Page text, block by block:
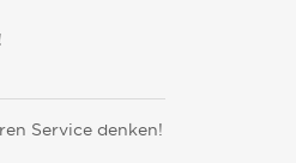
Service denken!